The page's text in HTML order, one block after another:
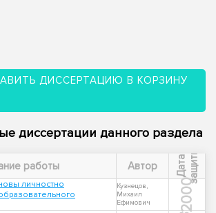
ДИССЕРТАЦИЮ В КОРЗИНУ
диссертации данного раздела
работы Автор Д
а
т
а
з
а
щ
и
т ы
личностно
Кузнецов,
Михаил
Ефимович
2000